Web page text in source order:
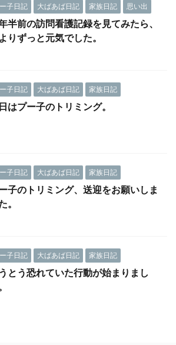
子日記 大ばあば日記 家族日記 思い出
半前の訪問看護記録を見てみたら、
りずっと元気でした。
子日記 大ばあば日記 家族日記
はプー子のトリミング。
子日記 大ばあば日記 家族日記
子のトリミング、送迎をお願いしま
。
子日記 大ばあば日記 家族日記
とう恐れていた行動が始まりまし